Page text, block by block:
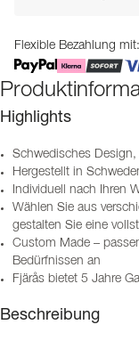
Flexible Bezahlung mit:
Highlights
Schwedisches
Hergestellt in
Individuell nach Ihren
Wählen Sie aus
gestalten Sie eine
Custom Made –
Bedürfnissen an
Fjärås bietet 5 Jahre
Beschreibung